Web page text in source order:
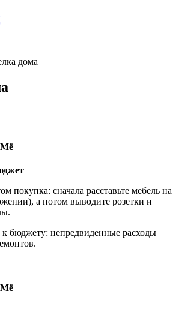
дома
покупка: сначала расставьте мебель на
а потом выводите розетки и
к бюджету: непредвиденные расходы